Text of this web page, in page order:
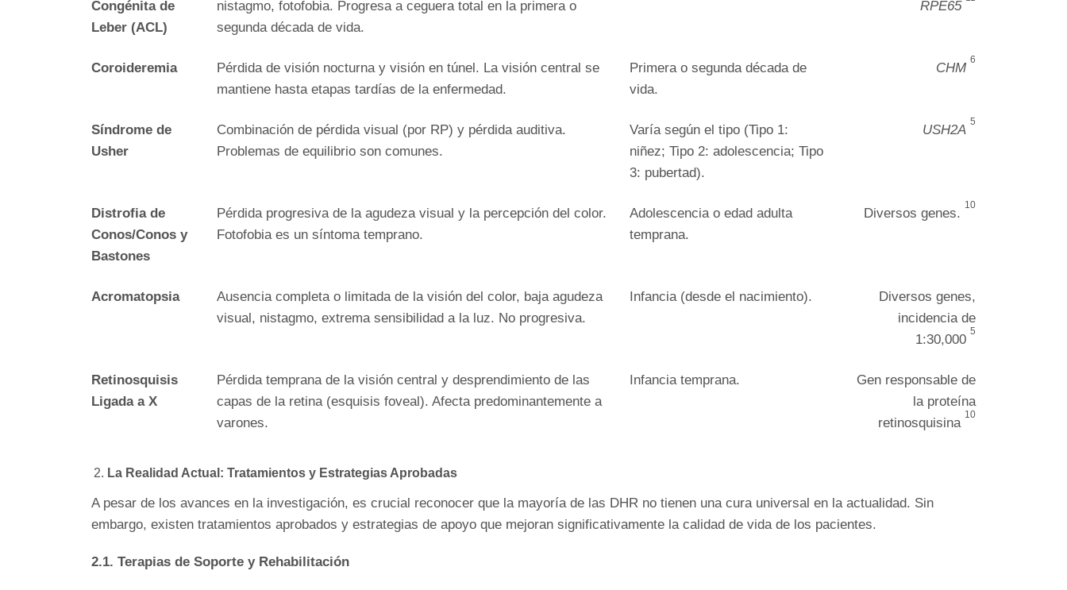
Congénita de
Leber (ACL)
nistagmo, fotofobia. Progresa a ceguera total en la primera o
segunda década de vida.
RPE65
Coroideremia
Pérdida de visión nocturna y visión en túnel. La visión central se
mantiene hasta etapas tardías de la enfermedad.
Primera o segunda década de
vida.
CHM
6
Síndrome de
Usher
Combinación de pérdida visual (por RP) y pérdida auditiva.
Problemas de equilibrio son comunes.
Varía según el tipo (Tipo 1:
niñez; Tipo 2: adolescencia; Tipo
3: pubertad).
USH2A
5
Distrofia de
Conos/Conos y
Bastones
Pérdida progresiva de la agudeza visual y la percepción del color.
Fotofobia es un síntoma temprano.
Adolescencia o edad adulta
temprana.
Diversos genes.
10
Acromatopsia
Ausencia completa o limitada de la visión del color, baja agudeza
visual, nistagmo, extrema sensibilidad a la luz. No progresiva.
Infancia (desde el nacimiento).
Diversos genes,
incidencia de
1:30,000
5
Retinosquisis
Ligada a X
Pérdida temprana de la visión central y desprendimiento de las
capas de la retina (esquisis foveal). Afecta predominantemente a
varones.
Infancia temprana.
Gen responsable de
la proteína
retinosquisina
10
La Realidad Actual: Tratamientos y Estrategias Aprobadas
A pesar de los avances en la investigación, es crucial reconocer que la mayoría de las DHR no tienen una cura universal en la actualidad. Sin
embargo, existen tratamientos aprobados y estrategias de apoyo que mejoran significativamente la calidad de vida de los pacientes.
2.1. Terapias de Soporte y Rehabilitación